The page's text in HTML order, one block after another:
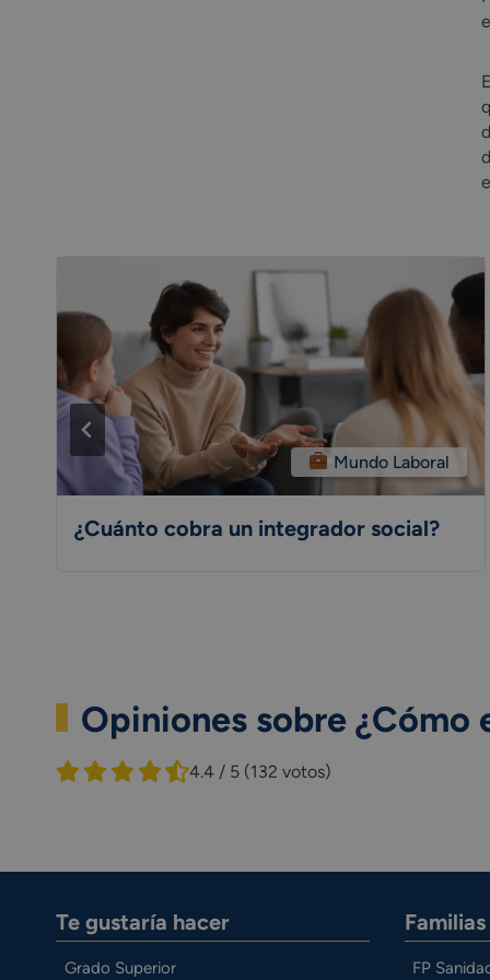
Mundo Laboral
¿Cuánto cobra un integrador social?
Opiniones sobre ¿Cómo
4.4 / 5 (132 votos)
Te gustaría hacer
Grado Superior FP